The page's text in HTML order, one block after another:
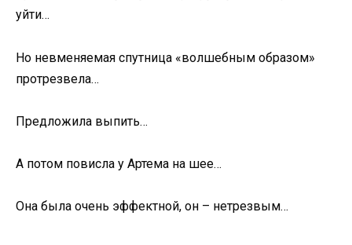
уйти…
Но невменяемая спутница «волшебным образом»
протрезвела…
Предложила выпить…
А потом повисла у Артема на шее…
Она была очень эффектной, он – нетрезвым…